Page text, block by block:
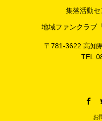
集落活動セ
地域ファンクラブ
〒781-3622 高知
お